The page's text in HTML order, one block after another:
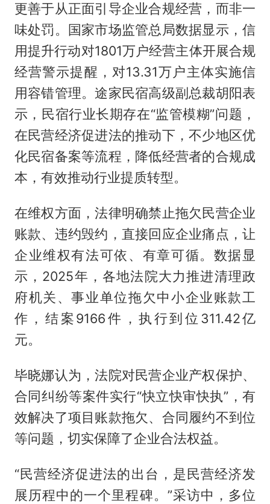
更善于从正面引导企业合规经营，而非一
味处罚。国家市场监管总局数据显示，信
用提升行动对1801万户经营主体开展合规
经营警示提醒，对13.31万户主体实施信
用容错管理。途家民宿高级副总裁胡阳表
示，民宿行业长期存在“监管模糊”问题，
在民营经济促进法的推动下，不少地区优
化民宿备案等流程，降低经营者的合规成
本，有效推动行业提质转型。
在维权方面，法律明确禁止拖欠民营企业
账款、违约毁约，直接回应企业痛点，让
企业维权有法可依、有章可循。数据显
示，2025年，各地法院大力推进清理政
府机关、事业单位拖欠中小企业账款工
作，结案9166件，执行到位311.42亿
元。
毕晓娜认为，法院对民营企业产权保护、
合同纠纷等案件实行“快立快审快执”，有
效解决了项目账款拖欠、合同履约不到位
等问题，切实保障了企业合法权益。
“民营经济促进法的出台，是民营经济发
展历程中的一个里程碑。”采访中，多位